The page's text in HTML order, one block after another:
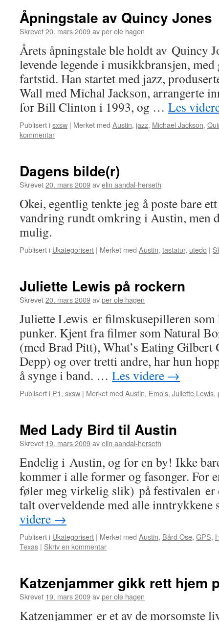
Åpningstale av Quincy Jones
Skrevet20. mars 2009avper ole hagen
Årets åpningstale ble holdt av Quincy
levende legende i musikkbransjen,
fartstid. Han startet med jazz,
Wall med Michal Jackson, arrangerte
for Bill Clinton i 1993, og … Les
Publisert isxsw | Merket med Austin, jazz, Michael Jackson,
kommentar
Dagens bilde(r)
Skrevet20. mars 2009avelin aandal-herseth
Okei, egentlig tenkte jeg å poste bare
vandring rundt omkring i Austin, men
mulig.
Publisert i Ukategorisert | Merket med Austin, tastatur, utedo |
Juliette Lewis på rockern
Skrevet20. mars 2009avper ole hagen
Juliette Lewis er filmskusepilleren
punker. Kjent fra filmer som Natural
(med Brad Pitt), What’s Eating Gilbert
Depp) og over tretti andre, har hun
å synge i band. … Les videre →
Publisert i P1, sxsw | Merket med Austin, Emo's, Juliette Lewis,
Med Lady Bird til Austin
Skrevet 19. mars 2009avelin aandal-herseth
Endelig i Austin, og for en by! Ikke
kommer i alle former og fasonger. For
føler meg virkelig slik) på festivalen er
talt overveldende med alle
videre →
Publisert i Ukategorisert | Merket med Austin, Bård Ose, GPS,
Texas | Skriv en kommentar
Katzenjammer gikk rett hjem
Skrevet 19. mars 2009avper ole hagen
Katzenjammer er et av de morsomste